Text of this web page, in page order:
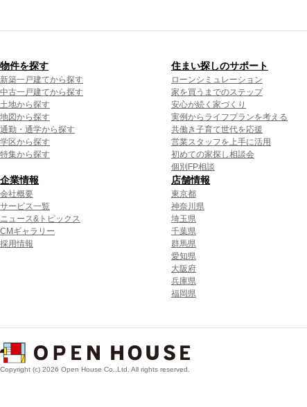
物件を探す
新築一戸建てから探す
中古一戸建てから探す
土地から探す
地図から探す
通勤・通学から探す
学区から探す
特集から探す
住まい探しのサポート
ローンシミュレーション
家を買うまでのステップ
安心が続く家づくり
実例からライフプランを考える
共働き子育て世代を応援
営業スタッフを上手に活用
初めての家探し相談会
個別FP相談
企業情報
会社概要
サービス一覧
ニュース&トピックス
CMギャラリー
採用情報
店舗情報
東京都
神奈川県
埼玉県
千葉県
群馬県
愛知県
大阪府
兵庫県
福岡県
Copyright (c) 2026 Open House Co.,Ltd. All rights reserved.